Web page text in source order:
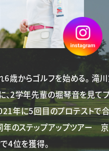
歳からゴルフを始める。 滝
、2学年先輩の堀琴音を見て
年に5回目のプロテストで合
年のステップアップツアー
4位を獲得。